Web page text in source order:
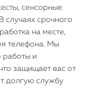
сенсорные
случаях срочного
на месте,
телефона. Мы
работы и
защищает вас от
долгую службу